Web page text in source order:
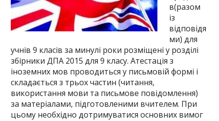
в(разом
із
відповідя
ми) для
учнів 9 класів за минулі роки розміщені у розділі
збірники ДПА 2015 для 9 класу. Атестація з
іноземних мов проводиться у письмовій формі і
складається з трьох частин (читання,
використання мови та письмове повідомлення)
за матеріалами, підготовленими вчителем. При
цьому необхідно дотримуватися основних вимог